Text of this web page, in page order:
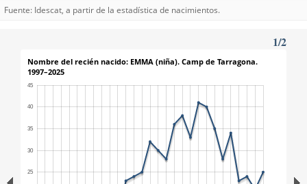
Fuente: Idescat, a partir de la estadística de nacimientos.